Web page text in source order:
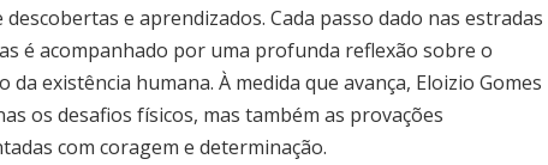
e aprendizados. Cada passo dado nas estradas
é acompanhado por uma profunda reflexão sobre o
existência humana. À medida que avança, Eloizio Gomes
os desafios físicos, mas também as provações
com coragem e determinação.